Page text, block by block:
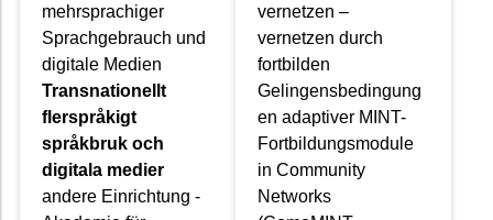
mehrsprachiger
Sprachgebrauch und
digitale Medien
Transnationellt
flerspråkigt
språkbruk och
digitala medier
andere Einrichtung -
vernetzen –
vernetzen durch
fortbilden
Gelingensbedingung
en adaptiver MINT-
Fortbildungsmodule
in Community
Networks